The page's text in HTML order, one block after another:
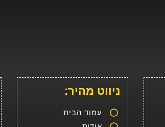
ניווט מהיר:
עמוד הבית